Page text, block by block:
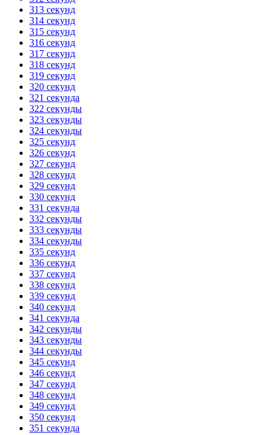
313 секунд
314 секунд
315 секунд
316 секунд
317 секунд
318 секунд
319 секунд
320 секунд
321 секунда
322 секунды
323 секунды
324 секунды
325 секунд
326 секунд
327 секунд
328 секунд
329 секунд
330 секунд
331 секунда
332 секунды
333 секунды
334 секунды
335 секунд
336 секунд
337 секунд
338 секунд
339 секунд
340 секунд
341 секунда
342 секунды
343 секунды
344 секунды
345 секунд
346 секунд
347 секунд
348 секунд
349 секунд
350 секунд
351 секунда